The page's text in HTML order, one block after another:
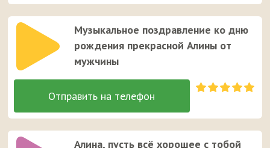
Музыкальное поздравление ко дню
рождения прекрасной Алины от
мужчины
Алина, пусть всё хорошее с тобой